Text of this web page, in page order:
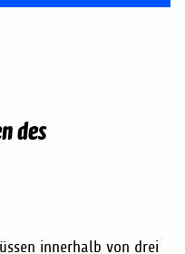
des
innerhalb von drei